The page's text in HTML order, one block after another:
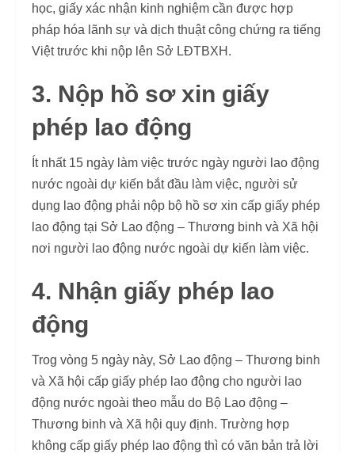
học, giấy xác nhận kinh nghiệm cần được hợp
pháp hóa lãnh sự và dịch thuật công chứng ra tiếng
Việt trước khi nộp lên Sở LĐTBXH.
3. Nộp hồ sơ xin giấy
phép lao động
Ít nhất 15 ngày làm việc trước ngày người lao động
nước ngoài dự kiến bắt đầu làm việc, người sử
dụng lao động phải nộp bộ hồ sơ xin cấp giấy phép
lao động tại Sở Lao động – Thương binh và Xã hội
nơi người lao động nước ngoài dự kiến làm việc.
4. Nhận giấy phép lao
động
Trog vòng 5 ngày này, Sở Lao động – Thương binh
và Xã hội cấp giấy phép lao động cho người lao
động nước ngoài theo mẫu do Bộ Lao động –
Thương binh và Xã hội quy định. Trường hợp
không cấp giấy phép lao động thì có văn bản trả lời